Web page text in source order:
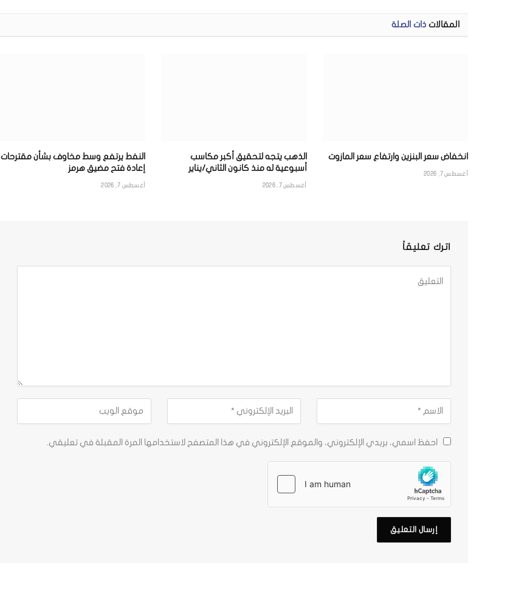
المقالات ذات الصلة
انخفاض سعر البنزين وارتفاع سعر المازوت
أغسطس 7, 2026
الذهب يتجه لتحقيق أكبر مكاسب
أسبوعية له منذ كانون الثاني/يناير
أغسطس 7, 2026
النفط يرتفع وسط مخاوف بشأن مقترحات
إعادة فتح مضيق هرمز
أغسطس 7, 2026
اترك تعليقاً
احفظ اسمي، بريدي الإلكتروني، والموقع الإلكتروني في هذا المتصفح لاستخدامها المرة المقبلة في تعليقي.